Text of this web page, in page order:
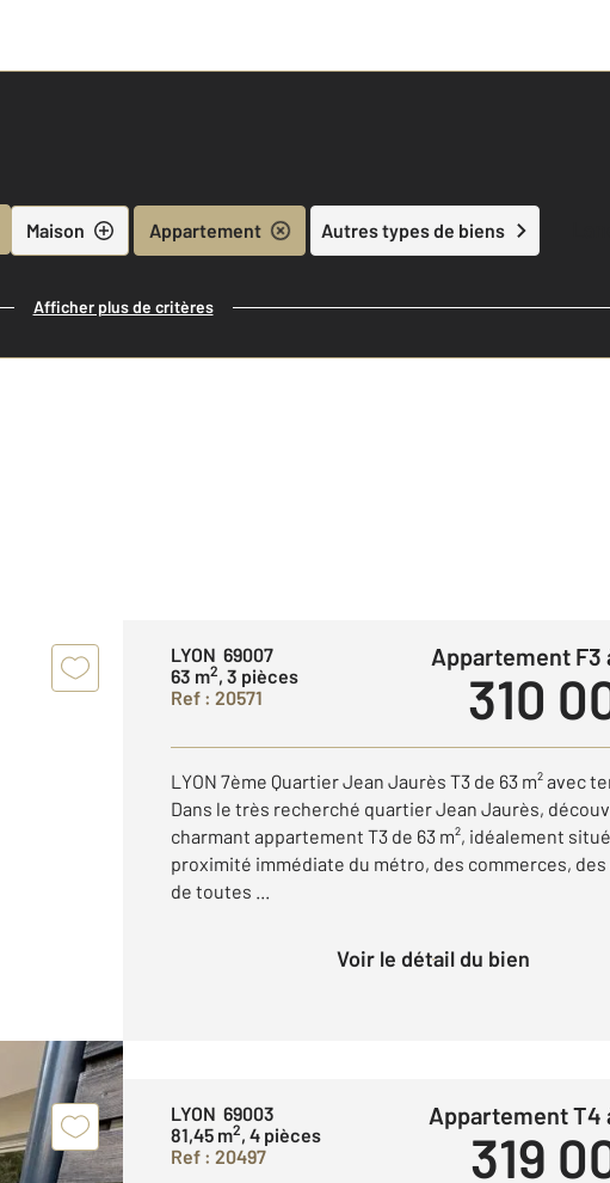
Maison Appartement Autres types de biens
Afficher plus de critères
LYON 69007
63 m2, 3 pièces
Ref : 20571
Appartement
310
LYON 7ème Quartier Jean Jaurès T3 de 63 m² avec
Dans le très recherché quartier Jean Jaurès,
charmant appartement T3 de 63 m², idéalement
proximité immédiate du métro, des commerces,
de toutes ...
Voir le détail du bien
LYON 69003
81,45 m2, 4 pièces
Ref : 20497
Appartement T4
319